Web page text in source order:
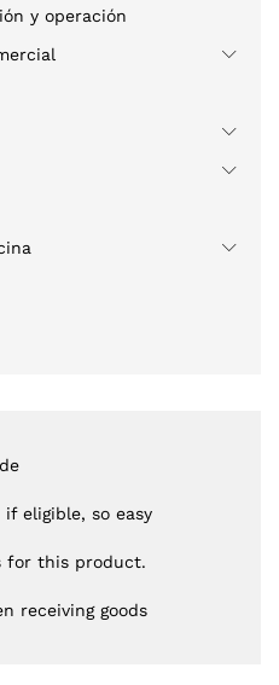
y operación
eligible, so easy
for this product.
receiving goods